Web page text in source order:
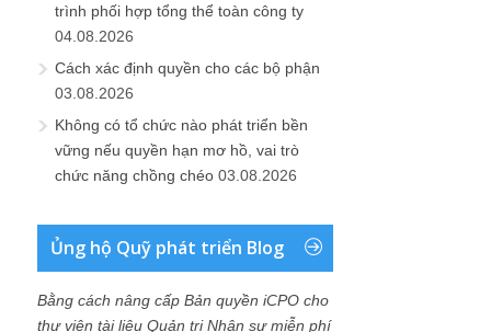
trình phối hợp tổng thể toàn công ty
04.08.2026
Cách xác định quyền cho các bộ phận
03.08.2026
Không có tổ chức nào phát triển bền
vững nếu quyền hạn mơ hồ, vai trò
chức năng chồng chéo 03.08.2026
Ủng hộ Quỹ phát triển Blog
Bằng cách nâng cấp Bản quyền iCPO cho
thư viện tài liệu Quản trị Nhân sự miễn phí